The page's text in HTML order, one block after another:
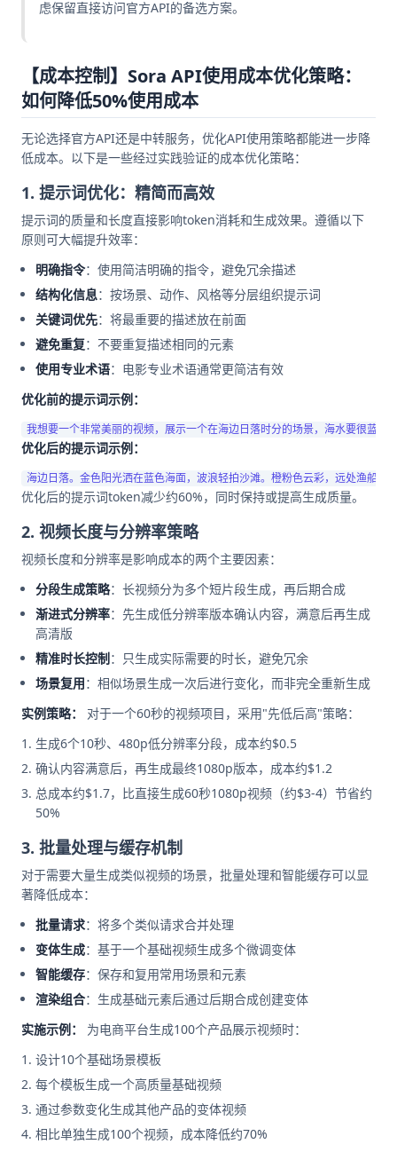
虑保留直接访问官方API的备选方案。
【成本控制】Sora API使用成本优化策略：
如何降低50%使用成本
无论选择官方API还是中转服务，优化API使用策略都能进一步降
低成本。以下是一些经过实践验证的成本优化策略：
1. 提示词优化：精简而高效
提示词的质量和长度直接影响token消耗和生成效果。遵循以下
原则可大幅提升效率：
明确指令：使用简洁明确的指令，避免冗余描述
结构化信息：按场景、动作、风格等分层组织提示词
关键词优先：将最重要的描述放在前面
避免重复：不要重复描述相同的元素
使用专业术语：电影专业术语通常更简洁有效
优化前的提示词示例：
优化后的提示词示例：
优化后的提示词token减少约60%，同时保持或提高生成质量。
2. 视频长度与分辨率策略
视频长度和分辨率是影响成本的两个主要因素：
分段生成策略：长视频分为多个短片段生成，再后期合成
渐进式分辨率：先生成低分辨率版本确认内容，满意后再生成
高清版
精准时长控制 ：只生成实际需要的时长，避免冗余
场景复用：相似场景生成一次后进行变化，而非完全重新生成
实例策略：
对于一个60秒的视频项目，采用"先低后高"策略：
生成6个10秒、480p低分辨率分段，成本约$0.5
确认内容满意后，再生成最终1080p版本，成本约$1.2
总成本约$1.7，比直接生成60秒1080p视频（约$3-4）节省约
50%
3. 批量处理与缓存机制
对于需要大量生成类似视频的场景，批量处理和智能缓存可以显
著降低成本：
批量请求：将多个类似请求合并处理
变体生成：基于一个基础视频生成多个微调变体
智能缓存：保存和复用常用场景和元素
渲染组合：生成基础元素后通过后期合成创建变体
实施示例：
为电商平台生成100个产品展示视频时：
设计10个基础场景模板
每个模板生成一个高质量基础视频
通过参数变化生成其他产品的变体视频
相比单独生成100个视频，成本降低约70%